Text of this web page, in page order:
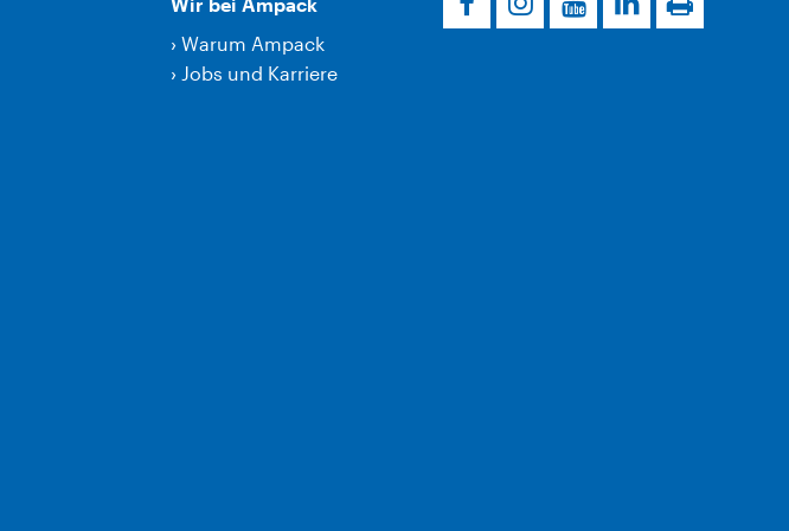
› Warum Ampack
› Jobs und Karriere